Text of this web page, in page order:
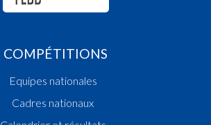
COMPÉTITIONS
Equipes nationales
Cadres nationaux